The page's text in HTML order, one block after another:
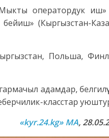
оператордук иш»
(Кыргызстан-
Польша,
адамдар,
класстар
«kyr.24.kg» MA,